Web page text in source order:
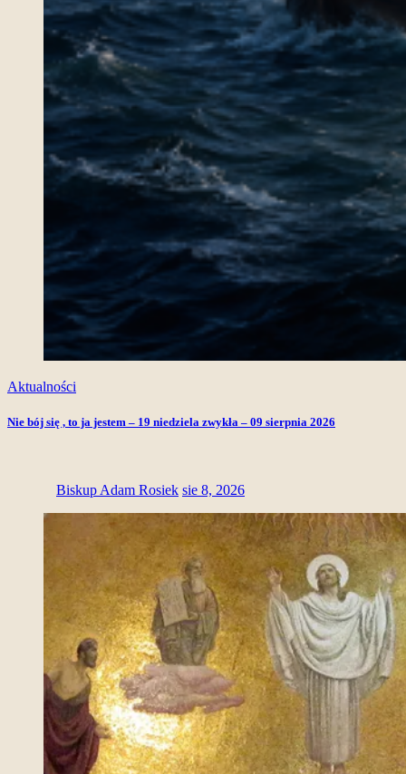
Aktualności
Nie bój się , to ja jestem – 19 niedziela zwykła – 09 sierpnia 2026
Biskup Adam Rosiek sie 8, 2026